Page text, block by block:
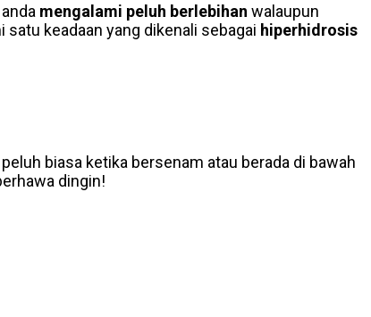
mengalami peluh berlebihan walaupun
keadaan yang dikenali sebagai hiperhidrosis
biasa ketika bersenam atau berada di bawah
dingin!